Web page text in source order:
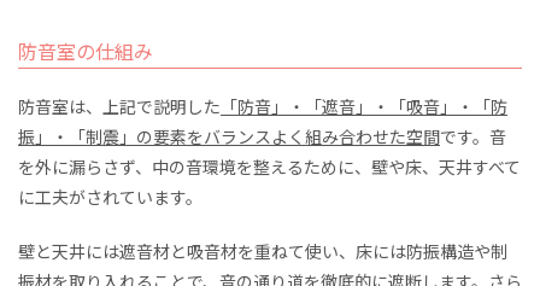
防音室の仕組み
防音室は、上記で説明した 「防音」・「遮音」・「吸音」・「防
振」・「制震」の要素をバランスよく組み合わせた空間です。音
を外に漏らさず、中の音環境を整えるために、壁や床、天井すべて
に工夫がされています。
壁と天井には遮音材と吸音材を重ねて使い、床には防振構造や制